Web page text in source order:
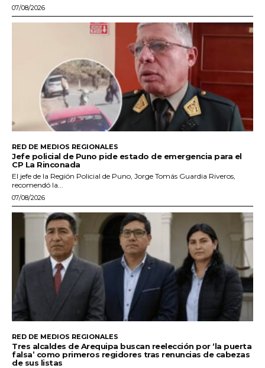
07/08/2026
RED DE MEDIOS REGIONALES
Jefe policial de Puno pide estado de emergencia para el
CP La Rinconada
El jefe de la Región Policial de Puno, Jorge Tomás Guardia Riveros,
recomendó la...
07/08/2026
RED DE MEDIOS REGIONALES
Tres alcaldes de Arequipa buscan reelección por ‘la puerta
falsa’ como primeros regidores tras renuncias de cabezas
de sus listas